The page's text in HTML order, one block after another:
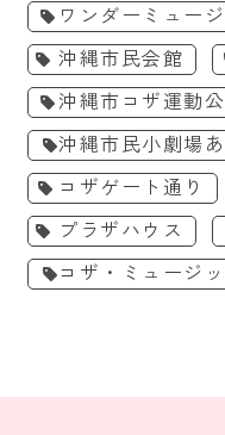
ワンダーミュー
沖縄市民会館
沖縄市コザ運動
沖縄市民小劇場
コザゲート通り
プラザハウス
コザ・ミュージ